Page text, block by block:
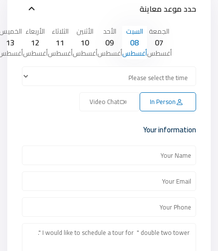
حدد موعد معاينة
الجمعة
07
أغسطس
السبت
08
أغسطس
الأحد
09
أغسطس
الأثنين
10
أغسطس
الثلاثاء
11
أغسطس
الأربعاء
12
أغسطس
13
In Person
Video Chat
Your information